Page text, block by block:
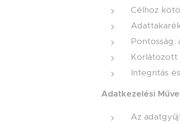
Célhoz
Pontosság:
Korlátozott
Integritás
Adatkezelési
Az